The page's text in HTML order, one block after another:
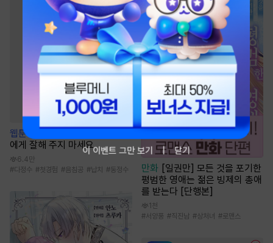
웹툰
에게 잘해 주지 마세요
6.4만
#다정수 #첫경험 #음침공 #납치 #동정수 만화 [일권만] 모든 것을 포기한
평범한 영애는 젊은 빙제의 총애
를 받는다 [단행본]
1천
#서양풍 #직진남 #상처녀 #로맨스
이 이벤트 그만 보기 닫기